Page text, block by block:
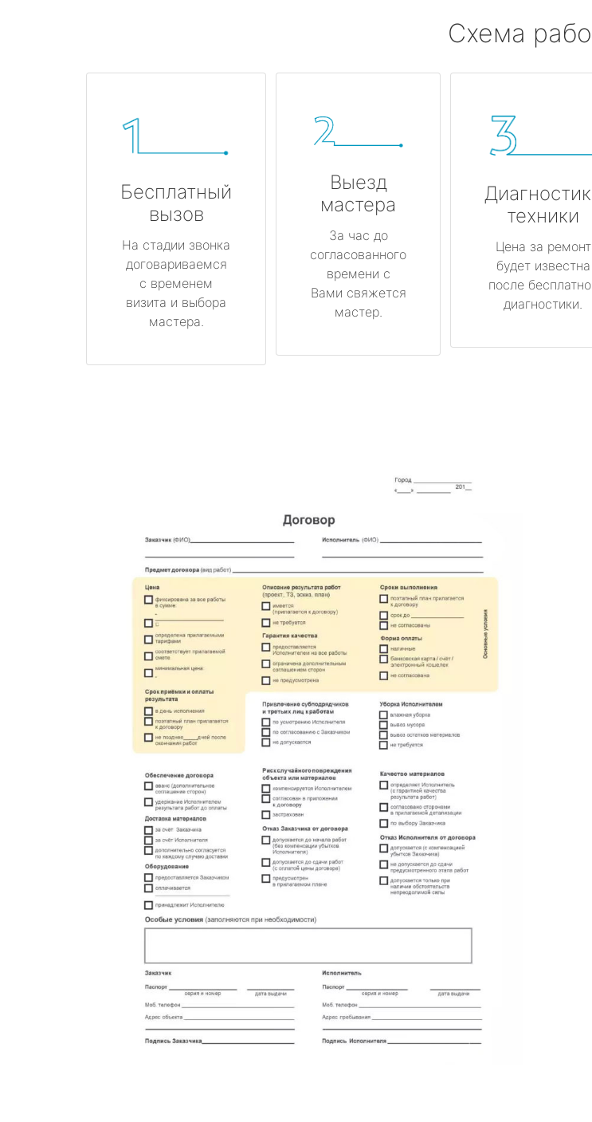
Схема
Бесплатный
вызов
На стадии звонка
договариваемся
с временем
визита и выбора
мастера.
Выезд
мастера
За час до
согласованного
времени с
Вами свяжется
мастер.
техники
Цена за ремонт
будет известна
после
диагностики.